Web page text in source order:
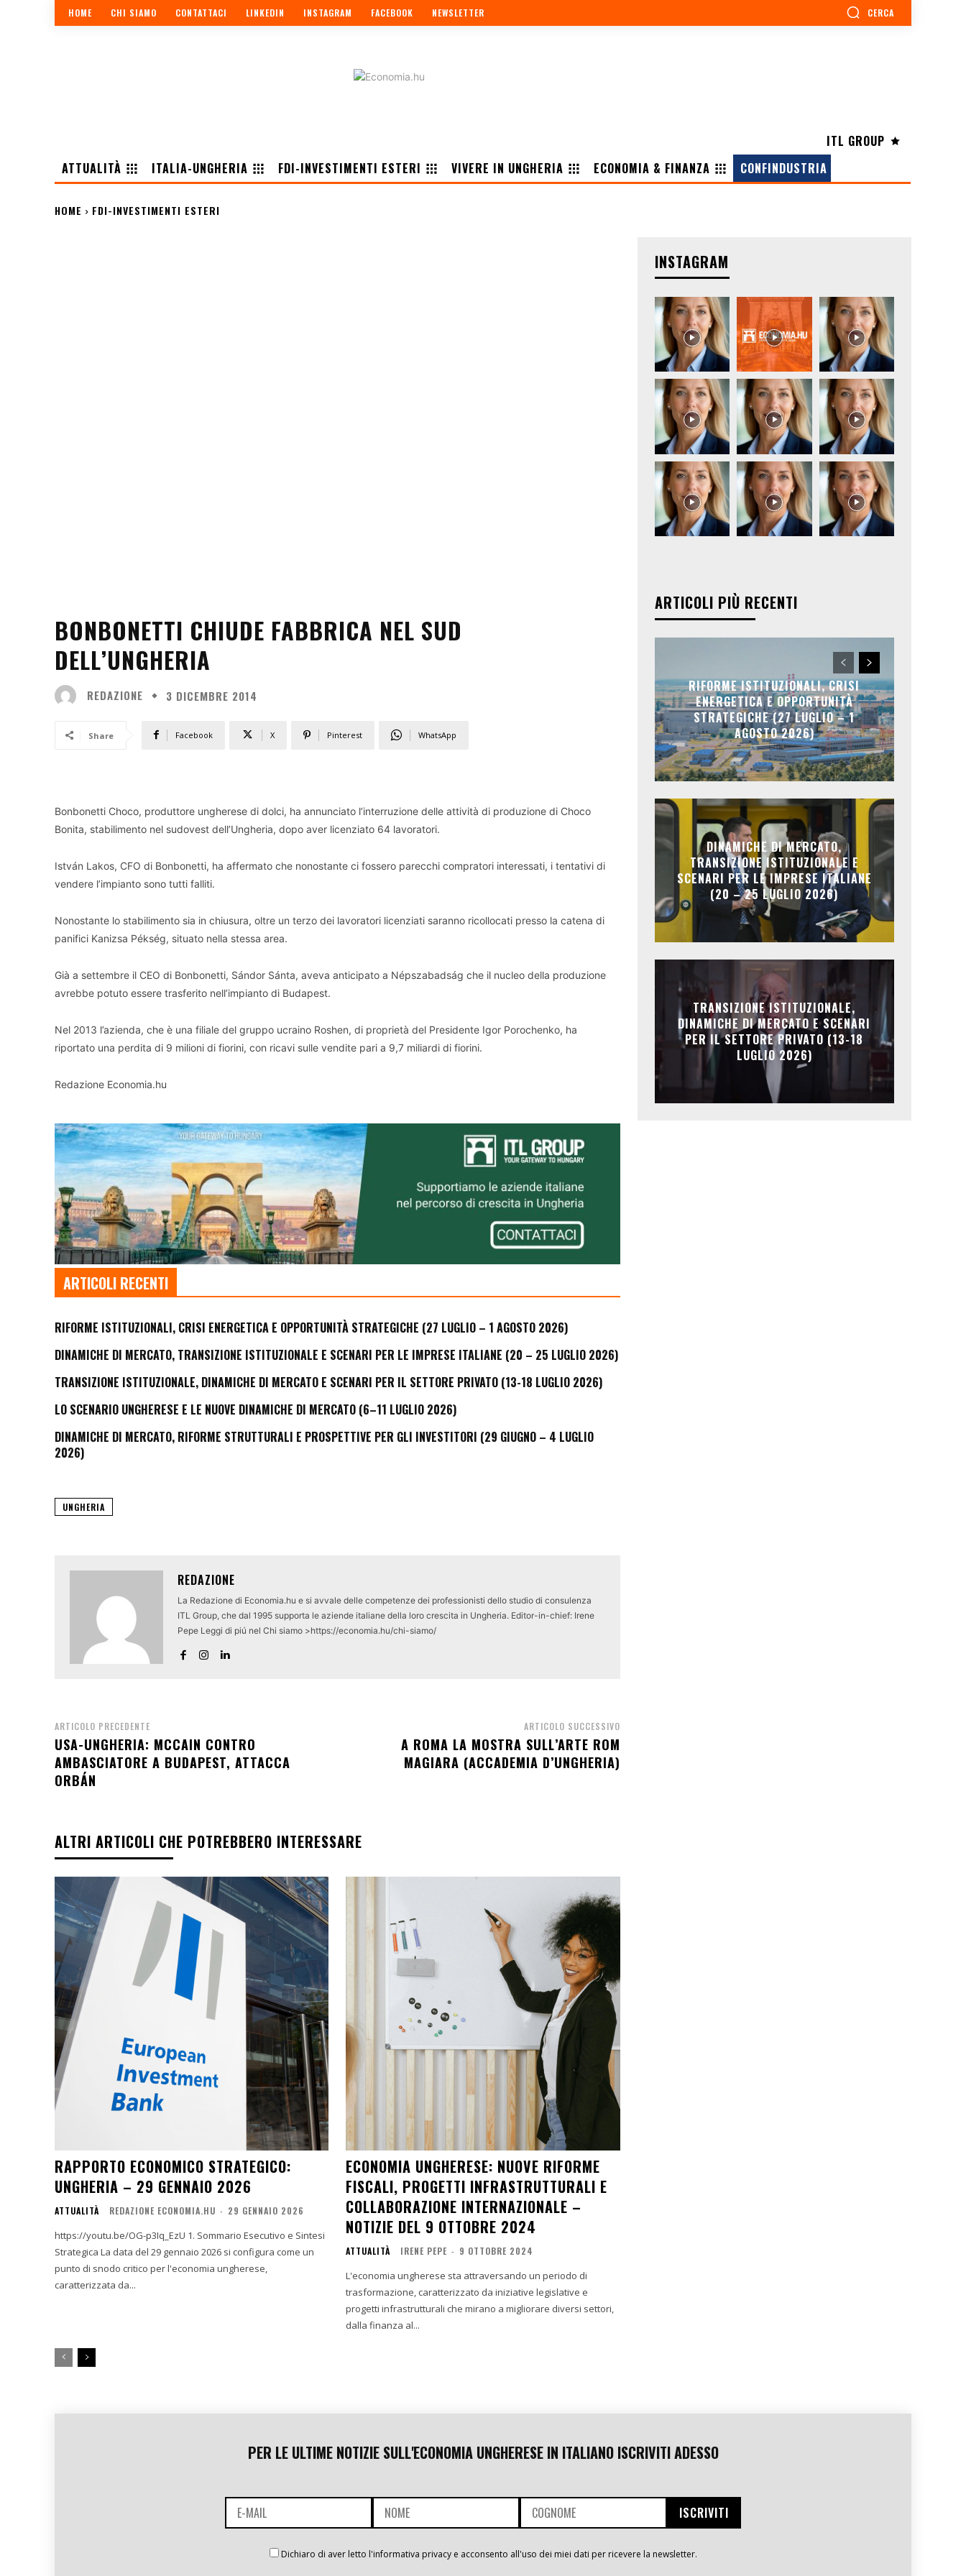
HOME CHI SIAMO CONTATTACI LINKEDIN INSTAGRAM FACEBOOK NEWSLETTER CERCA
ITL GROUP
ATTUALITÀ
ITALIA-UNGHERIA FDI-INVESTIMENTI ESTERI VIVERE IN UNGHERIA ECONOMIA & FINANZA CONFINDUSTRIA
HOME FDI-INVESTIMENTI ESTERI
BONBONETTI CHIUDE FABBRICA NEL SUD
DELL’UNGHERIA
REDAZIONE 3 DICEMBRE 2014
Share Facebook X Pinterest WhatsApp
Bonbonetti Choco, produttore ungherese di dolci, ha annunciato l’interruzione delle attività di produzione di Choco
Bonita, stabilimento nel sudovest dell’Ungheria, dopo aver licenziato 64 lavoratori.
István Lakos, CFO di Bonbonetti, ha affermato che nonostante ci fossero parecchi compratori interessati, i tentativi di
vendere l’impianto sono tutti falliti.
Nonostante lo stabilimento sia in chiusura, oltre un terzo dei lavoratori licenziati saranno ricollocati presso la catena di
panifici Kanizsa Pékség, situato nella stessa area.
Già a settembre il CEO di Bonbonetti, Sándor Sánta, aveva anticipato a Népszabadság che il nucleo della produzione
avrebbe potuto essere trasferito nell’impianto di Budapest.
Nel 2013 l’azienda, che è una filiale del gruppo ucraino Roshen, di proprietà del Presidente Igor Porochenko, ha
riportato una perdita di 9 milioni di fiorini, con ricavi sulle vendite pari a 9,7 miliardi di fiorini.
Redazione Economia.hu
ARTICOLI RECENTI
RIFORME ISTITUZIONALI, CRISI ENERGETICA E OPPORTUNITÀ STRATEGICHE (27 LUGLIO – 1 AGOSTO 2026)
DINAMICHE DI MERCATO, TRANSIZIONE ISTITUZIONALE E SCENARI PER LE IMPRESE ITALIANE (20 – 25 LUGLIO 2026)
TRANSIZIONE ISTITUZIONALE, DINAMICHE DI MERCATO E SCENARI PER IL SETTORE PRIVATO (13-18 LUGLIO 2026)
LO SCENARIO UNGHERESE E LE NUOVE DINAMICHE DI MERCATO (6–11 LUGLIO 2026)
DINAMICHE DI MERCATO, RIFORME STRUTTURALI E PROSPETTIVE PER GLI INVESTITORI (29 GIUGNO – 4 LUGLIO
2026)
UNGHERIA
REDAZIONE
La Redazione di Economia.hu e si avvale delle competenze dei professionisti dello studio di consulenza
ITL Group, che dal 1995 supporta le aziende italiane della loro crescita in Ungheria. Editor-in-chief: Irene
Pepe Leggi di piú nel Chi siamo >https://economia.hu/chi-siamo/
ARTICOLO PRECEDENTE
USA-UNGHERIA: MCCAIN CONTRO
AMBASCIATORE A BUDAPEST, ATTACCA
ORBÁN
ARTICOLO SUCCESSIVO
A ROMA LA MOSTRA SULL’ARTE ROM
MAGIARA (ACCADEMIA D’UNGHERIA)
ALTRI ARTICOLI CHE POTREBBERO INTERESSARE
RAPPORTO ECONOMICO STRATEGICO:
UNGHERIA – 29 GENNAIO 2026
ATTUALITÀ REDAZIONE ECONOMIA.HU - 29 GENNAIO 2026
https://youtu.be/OG-p3Iq_EzU 1. Sommario Esecutivo e Sintesi
Strategica La data del 29 gennaio 2026 si configura come un
punto di snodo critico per l'economia ungherese,
caratterizzata da...
ECONOMIA UNGHERESE: NUOVE RIFORME
FISCALI, PROGETTI INFRASTRUTTURALI E
COLLABORAZIONE INTERNAZIONALE –
NOTIZIE DEL 9 OTTOBRE 2024
ATTUALITÀ IRENE PEPE - 9 OTTOBRE 2024
L'economia ungherese sta attraversando un periodo di
trasformazione, caratterizzato da iniziative legislative e
progetti infrastrutturali che mirano a migliorare diversi settori,
dalla finanza al...
INSTAGRAM
ARTICOLI PIÙ RECENTI
RIFORME ISTITUZIONALI, CRISI
ENERGETICA E OPPORTUNITÀ
STRATEGICHE (27 LUGLIO – 1
AGOSTO 2026)
DINAMICHE DI MERCATO,
TRANSIZIONE ISTITUZIONALE E
SCENARI PER LE IMPRESE ITALIANE
(20 – 25 LUGLIO 2026)
TRANSIZIONE ISTITUZIONALE,
DINAMICHE DI MERCATO E SCENARI
PER IL SETTORE PRIVATO (13-18
LUGLIO 2026)
PER LE ULTIME NOTIZIE SULL'ECONOMIA UNGHERESE IN ITALIANO ISCRIVITI ADESSO
Dichiaro di aver letto l'informativa privacy e acconsento all'uso dei miei dati per ricevere la newsletter.